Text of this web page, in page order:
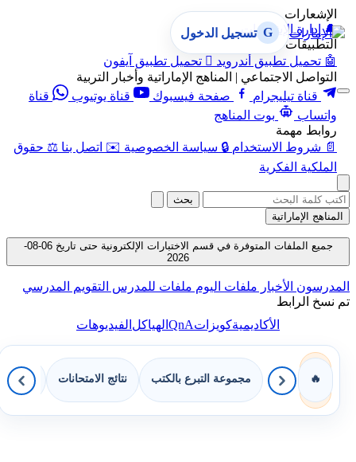
الإشعارات
🔔 إدارة الإشعارات
التطبيقات
🤖 تحميل تطبيق أندرويد  تحميل تطبيق آيفون
التواصل الاجتماعي | المناهج الإماراتية وأخبار التربية
قناة تيليجرام
صفحة فيسبوك قناة يوتيوب
قناة
واتساب
بوت المناهج
روابط مهمة
📄 شروط الاستخدام 🔒 سياسة الخصوصية ✉️ اتصل بنا ⚖️ حقوق
الملكية الفكرية
G تسجيل الدخول
بحث
المناهج الإماراتية
جميع الملفات المتوفرة في قسم الاختبارات الإلكترونية حتى تاريخ 06-08-
2026
المدرسون الأخبار ملفات اليوم ملفات للمدرس التقويم المدرسي
تم نسخ الرابط
الأكاديميةكويزاتQnAالهياكل الفيديوهات
🔥 مجموعة التبرع بالكتب نتائج الامتحانات